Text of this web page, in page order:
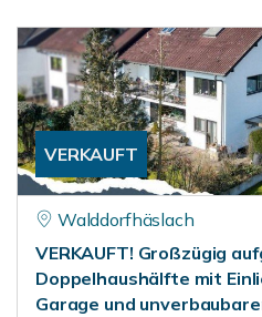
VERKAUFT
Walddorfhäslach
VERKAUFT! Großzügig
Doppelhaushälfte mit
Garage und